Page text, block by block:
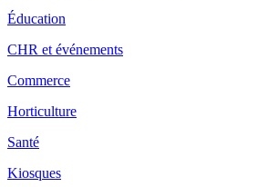
Éducation
CHR et événements
Commerce
Horticulture
Santé
Kiosques